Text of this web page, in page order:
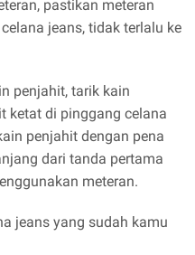
pastikan meteran
jeans, tidak terlalu ke
penjahit, tarik kain
ketat di pinggang celana
penjahit dengan pena
dari tanda pertama
meteran.
jeans yang sudah kamu